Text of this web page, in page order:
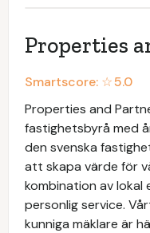
Properties
Smartscore: ☆5.0
Properties and
fastighetsbyrå med
den svenska
att skapa värde för
kombination av lokal
personlig service.
kunniga mäklare är